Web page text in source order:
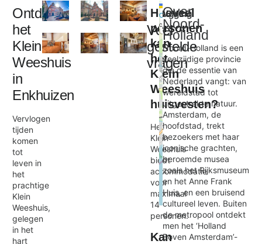
Ontdek
het
Klein
Weeshuis
in
Enkhuizen
Vervlogen
tijden
komen
tot
leven in
het
prachtige
Klein
Weeshuis,
gelegen
in het
hart
Veel
gestelde
vragen
Hoeveel
personen
kan
het
Klein
Weeshuis
huisvesten?
Het
Klein
Weeshuis
biedt
accommodatie
voor
maximaal
14
personen.
Kan
Ligging
Klein Weeshuis
×
+
−
Leaflet
OpenStreetMap
contributors
Exit map
Over
Noord-
Holland
Noord-Holland is een
veelzijdige provincie
die de essentie van
Nederland vangt: van
wereldstad tot
uitgestrekte natuur.
Amsterdam, de
hoofdstad, trekt
bezoekers met haar
iconische grachten,
beroemde musea
zoals het Rijksmuseum
en het Anne Frank
Huis, en een bruisend
cultureel leven. Buiten
de metropool ontdekt
men het ‘Holland
Boven Amsterdam’-